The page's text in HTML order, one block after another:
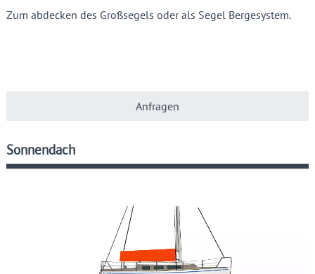
Zum abdecken des Großsegels oder als Segel Bergesystem.
Anfragen
Sonnendach